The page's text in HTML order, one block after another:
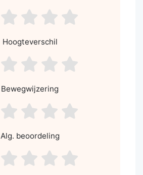
asdf4
asdf3
asdf2
asdf1
Hoogteverschil
asdf4
asdf3
asdf2
asdf1
Bewegwijzering
asdf4
asdf3
asdf2
asdf1
Alg. beoordeling
asdf4
asdf3
asdf2
asdf1